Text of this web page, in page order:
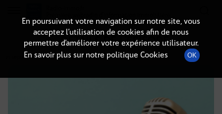
DÉTAILS DE L'ÉPISODE
21 septembre 2024à 3h59, durée : Invalid date
En poursuivant votre navigation sur notre site, vous
acceptez l’utilisation de cookies afin de nous
permettre d’améliorer votre expérience utilisateur.
En savoir plus sur notre politique Cookies
OK